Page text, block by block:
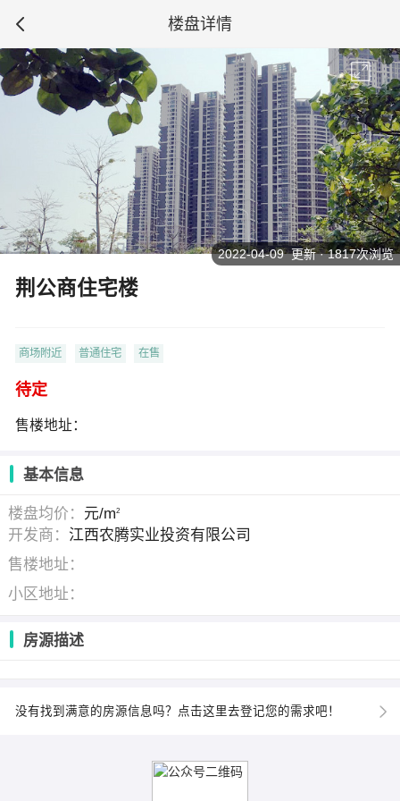
楼盘详情
荆公商住宅楼
商场附近 普通住宅 在售
待定
售楼地址：
2022-04-09 更新 · 1817次浏览
基本信息
楼盘均价： 元/m2
开发商： 江西农腾实业投资有限公司
售楼地址：
小区地址：
房源描述
没有找到满意的房源信息吗？点击这里去登记您的需求吧！